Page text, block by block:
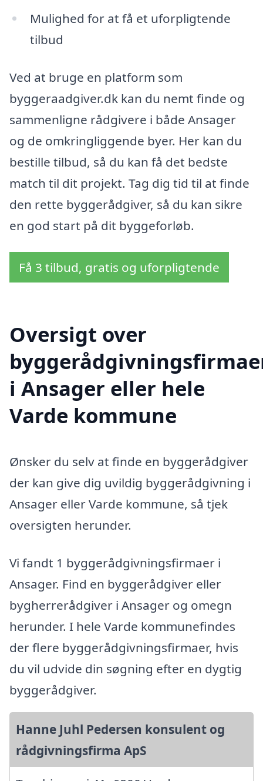
Mulighed for at få et uforpligtende
tilbud
Ved at bruge en platform som
byggeraadgiver.dk kan du nemt finde og
sammenligne rådgivere i både Ansager
og de omkringliggende byer. Her kan du
bestille tilbud, så du kan få det bedste
match til dit projekt. Tag dig tid til at finde
den rette byggerådgiver, så du kan sikre
en god start på dit byggeforløb.
Få 3 tilbud, gratis og uforpligtende
Oversigt over
i Ansager eller hele
Varde kommune
Ønsker du selv at finde en byggerådgiver
der kan give dig uvildig byggerådgivning i
Ansager eller Varde kommune, så tjek
oversigten herunder.
Vi fandt 1 byggerådgivningsfirmaer i
Ansager. Find en byggerådgiver eller
bygherrerådgiver i Ansager og omegn
herunder. I hele Varde kommunefindes
der flere byggerådgivningsfirmaer, hvis
du vil udvide din søgning efter en dygtig
byggerådgiver.
Hanne Juhl Pedersen konsulent og
rådgivningsfirma ApS